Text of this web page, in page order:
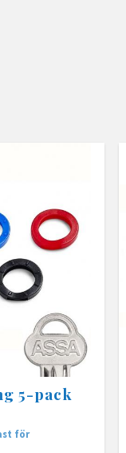
5-pack
för